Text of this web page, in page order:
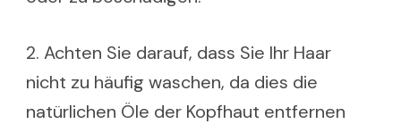
2. Achten Sie darauf, dass Sie Ihr Haar
nicht zu häufig waschen, da dies die
natürlichen Öle der Kopfhaut entfernen